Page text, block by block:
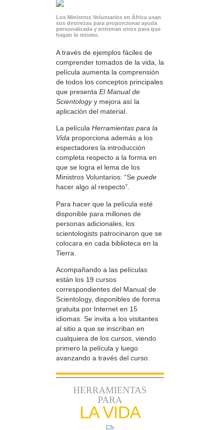
Los Ministros Voluntarios en África usan
sus destrezas para proporcionar ayuda
personalizada y entrenan otros para que
hagan lo mismo.
A través de ejemplos fáciles de
comprender tomados de la vida, la
película aumenta la comprensión
de todos los conceptos principales
que presenta El Manual de
Scientologyy mejora así la
aplicación del material.
La película Herramientas para la
Vida proporciona además a los
espectadores la introducción
completa respecto a la forma en
que se logra el lema de los
Ministros Voluntarios: “Se puede
hacer algo al respecto”.
Para hacer que la película esté
disponible para millones de
personas adicionales, los
scientologists patrocinaron que se
colocara en cada biblioteca en la
Tierra.
Acompañando a las películas
están los 19 cursos
correspondientes del Manual de
Scientology, disponibles de forma
gratuita por Internet en 15
idiomas. Se invita a los visitantes
al sitio a que se inscriban en
cualquiera de los cursos, viendo
primero la película y luego
avanzando a través del curso.
HERRAMIENTAS
PARA
LA VIDA